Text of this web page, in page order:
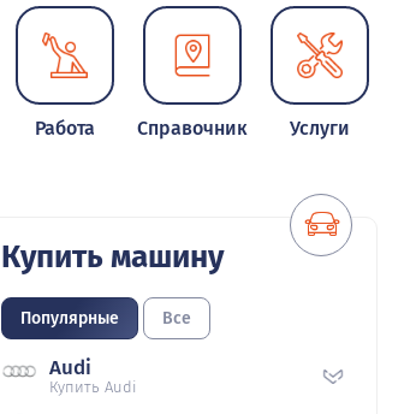
Работа Справочник Услуги
Купить машину
Популярные Все
Audi
Купить Audi